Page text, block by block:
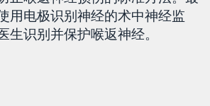
用电极识别神经的术中神经监
生识别并保护喉返神经。